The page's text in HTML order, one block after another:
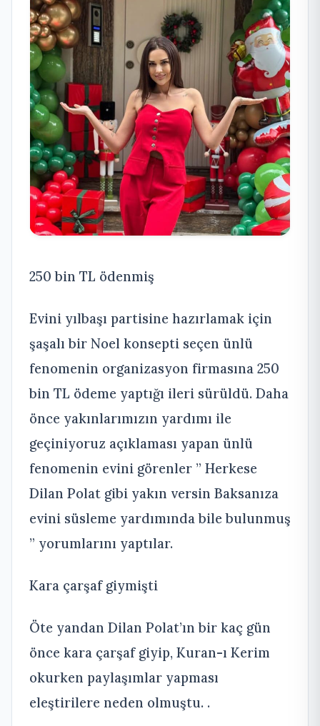
250 bin TL ödenmiş
Evini yılbaşı partisine hazırlamak için
şaşalı bir Noel konsepti seçen ünlü
fenomenin organizasyon firmasına 250
bin TL ödeme yaptığı ileri sürüldü. Daha
önce yakınlarımızın yardımı ile
geçiniyoruz açıklaması yapan ünlü
fenomenin evini görenler ” Herkese
Dilan Polat gibi yakın versin Baksanıza
evini süsleme yardımında bile bulunmuş
” yorumlarını yaptılar.
Kara çarşaf giymişti
Öte yandan Dilan Polat’ın bir kaç gün
önce kara çarşaf giyip, Kuran-ı Kerim
okurken paylaşımlar yapması
eleştirilere neden olmuştu. .